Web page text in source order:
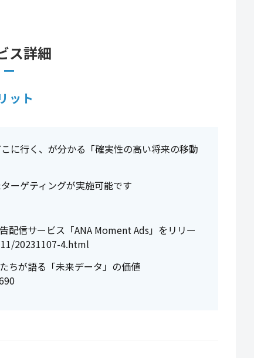
ス詳細
ット
に行く、が分かる「確実性の高い将来の移動
ーゲティングが実施可能です
配信サービス「ANA Moment Ads」をリリー
20231107-4.html
ちが語る「未来データ」の価値